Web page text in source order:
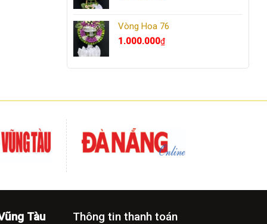
Vòng Hoa 76
1.000.000₫
Tàu Thông tin thanh toán